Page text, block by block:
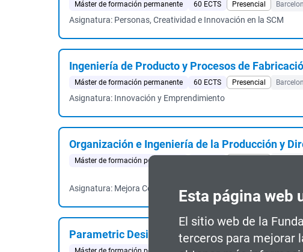
Esta página web
El sitio web de la
terceros para mejorar
Máster de formación permanente 60 ECTS Presencial
Asignatura: Personas, Creatividad e Innovación en la SCM
Ingeniería de Producto y Procesos de
Máster de formación permanente 60 ECTS Presencial
Asignatura: Innovación y Emprendimiento
Organización e Ingeniería de la Producción y
Máster de formación permanente
Asignatura: Mejora Continua de los Procesos Industriales.
Parametric Design in Architecture